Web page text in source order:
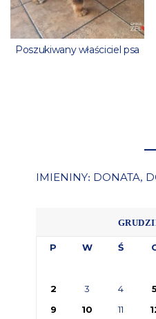
Poszukiwany właściciel psa
IMIENINY: DONATA,
P W Ś
2
3 4 5
9
10 11